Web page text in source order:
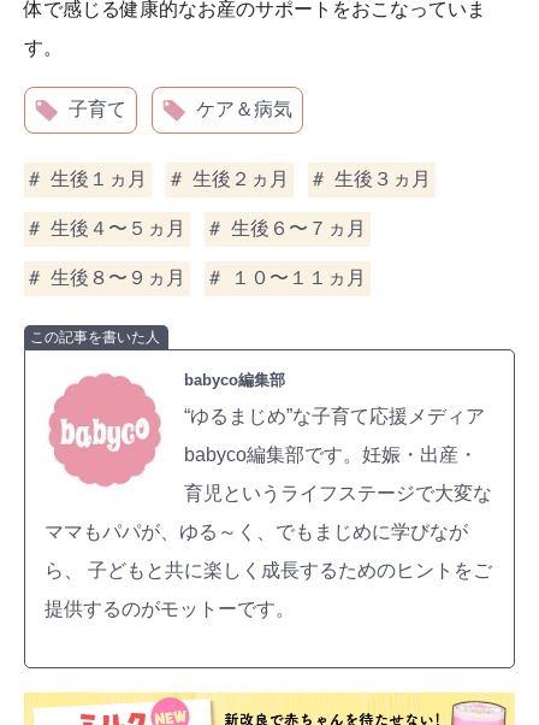
体で感じる健康的なお産のサポートをおこなっていま
す。
子育て ケア＆病気
生後１ヵ月 生後２ヵ月 生後３ヵ月
生後４〜５ヵ月 生後６〜７ヵ月
生後８〜９ヵ月 １０〜１１ヵ月
この記事を書いた人
babyco編集部
“ゆるまじめ”な子育て応援メディア
babyco編集部です。妊娠・出産・
育児というライフステージで大変な
ママもパパが、ゆる～く、でもまじめに学びなが
ら、 子どもと共に楽しく成長するためのヒントをご
提供するのがモットーです。